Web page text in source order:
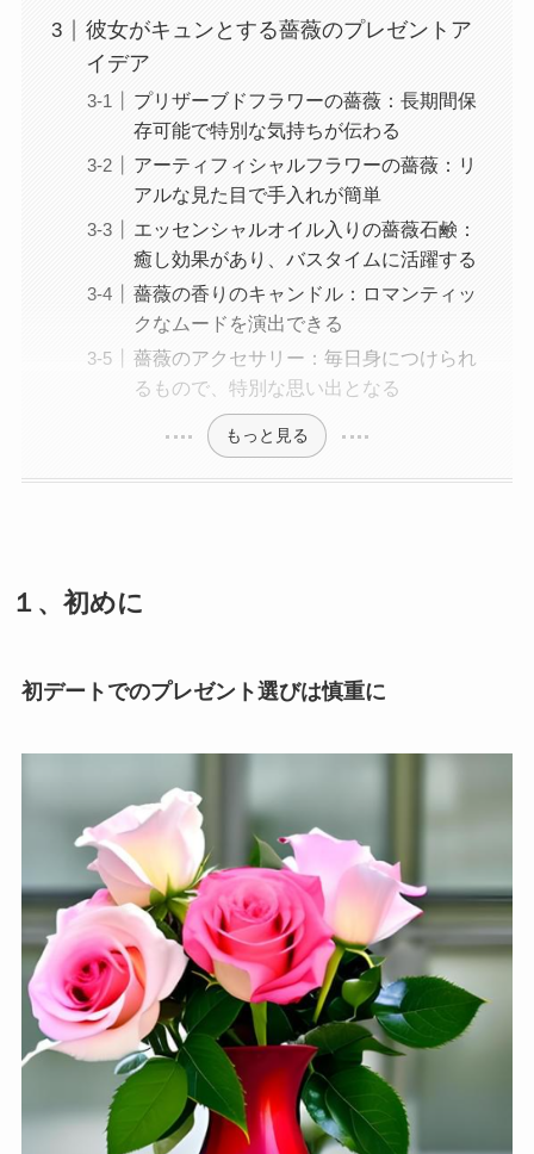
彼女がキュンとする薔薇のプレゼントア
イデア
プリザーブドフラワーの薔薇：長期間保
存可能で特別な気持ちが伝わる
アーティフィシャルフラワーの薔薇：リ
アルな見た目で手入れが簡単
エッセンシャルオイル入りの薔薇石鹸：
癒し効果があり、バスタイムに活躍する
薔薇の香りのキャンドル：ロマンティッ
クなムードを演出できる
薔薇のアクセサリー：毎日身につけられ
るもので、特別な思い出となる
もっと見る
１、初めに
初デートでのプレゼント選びは慎重に